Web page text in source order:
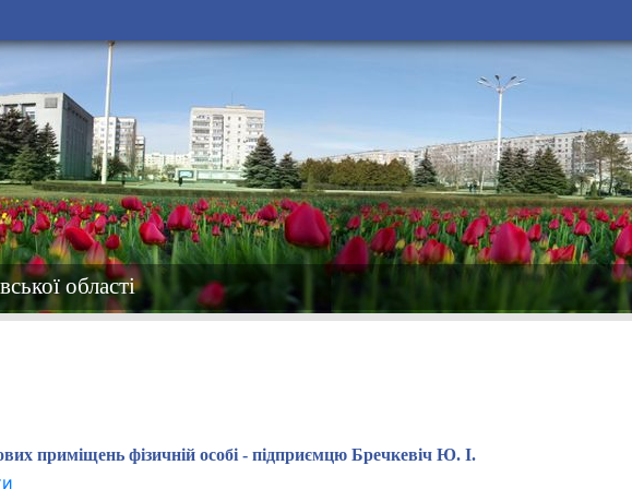
області
приміщень фізичній особі - підприємцю Бречкевіч Ю. І.